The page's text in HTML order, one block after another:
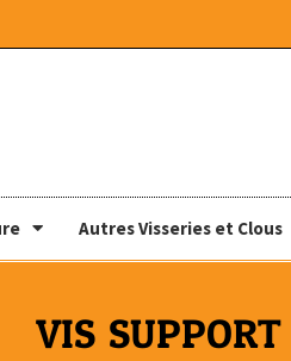
Autres Visseries et Clous
VIS